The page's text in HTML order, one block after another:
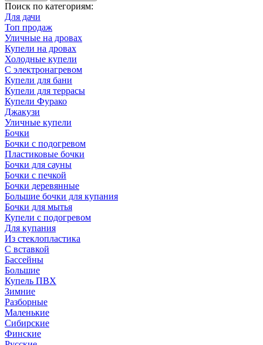
Поиск по категориям:
Для дачи
Топ продаж
Уличные на дровах
Купели на дровах
Холодные купели
С электронагревом
Купели для бани
Купели для террасы
Купели Фурако
Джакузи
Уличные купели
Бочки
Бочки с подогревом
Пластиковые бочки
Бочки для сауны
Бочки с печкой
Бочки деревянные
Большие бочки для купания
Бочки для мытья
Купели с подогревом
Для купания
Из стеклопластика
С вставкой
Бассейны
Большие
Купель ПВХ
Зимние
Разборные
Маленькие
Сибирские
Финские